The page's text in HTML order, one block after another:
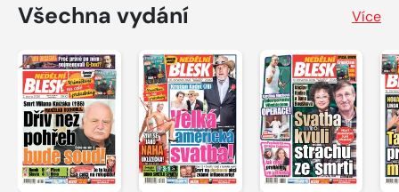
Všechna vydání Více